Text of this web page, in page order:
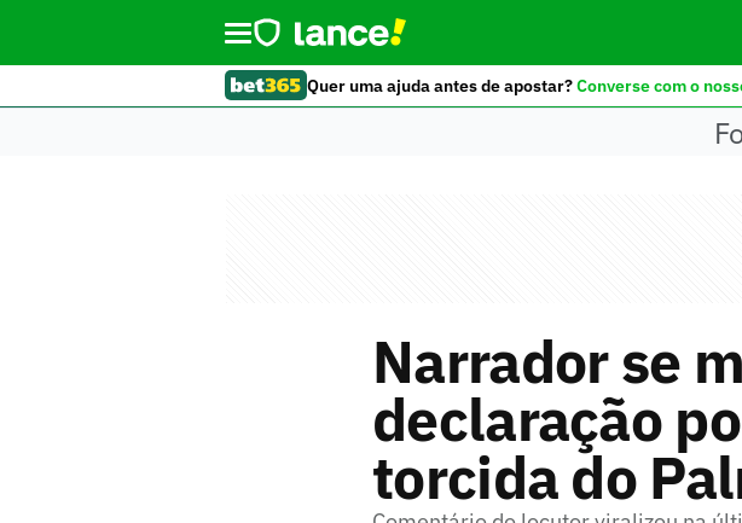
Quer uma ajuda antes de apostar?Converse com o
Narrador se
declaração
torcida do